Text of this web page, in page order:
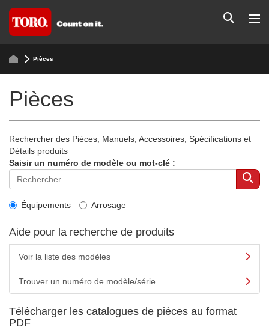
Pièces
Pièces
Rechercher des Pièces, Manuels, Accessoires, Spécifications et
Détails produits
Saisir un numéro de modèle ou mot-clé :
Équipements Arrosage
Aide pour la recherche de produits
Voir la liste des modèles
Trouver un numéro de modèle/série
Télécharger les catalogues de pièces au format
PDF